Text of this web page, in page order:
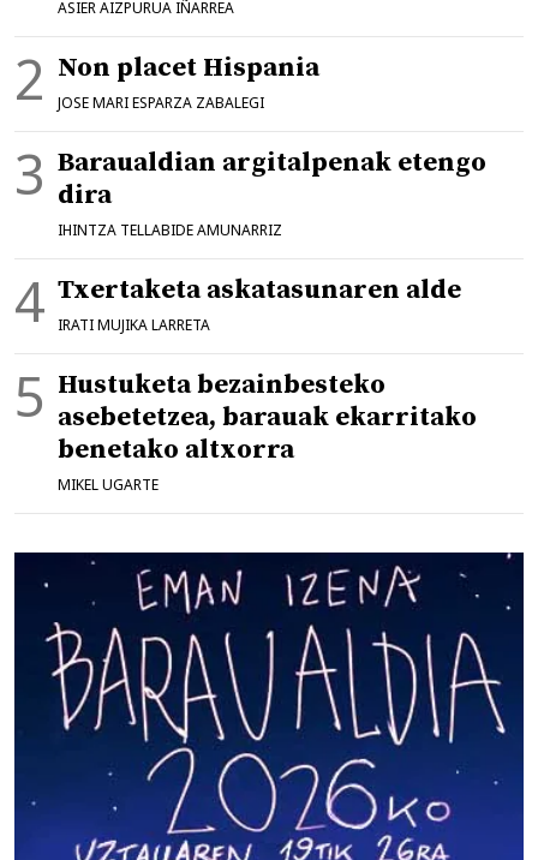
ASIER AIZPURUA IÑARREA
Non placet Hispania
JOSE MARI ESPARZA ZABALEGI
Baraualdian argitalpenak etengo
dira
IHINTZA TELLABIDE AMUNARRIZ
Txertaketa askatasunaren alde
IRATI MUJIKA LARRETA
Hustuketa bezainbesteko
asebetetzea, barauak ekarritako
benetako altxorra
MIKEL UGARTE